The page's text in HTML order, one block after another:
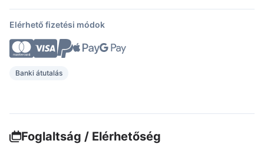
Elérhető fizetési módok
Banki átutalás
Foglaltság / Elérhetőség